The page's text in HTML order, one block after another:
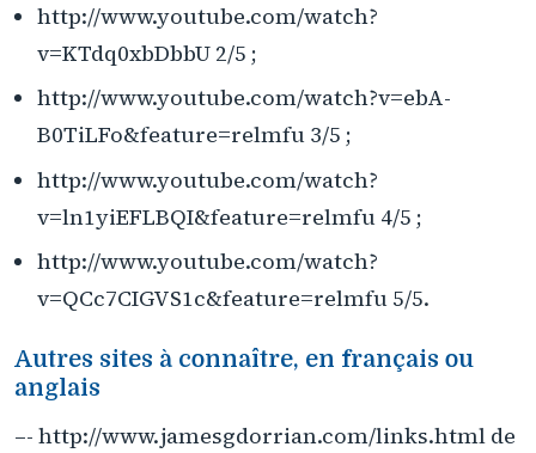
http://www.youtube.com/watch?
v=KTdq0xbDbbU 2/5 ;
http://www.youtube.com/watch?v=ebA-
B0TiLFo&feature=relmfu 3/5 ;
http://www.youtube.com/watch?
v=ln1yiEFLBQI&feature=relmfu 4/5 ;
http://www.youtube.com/watch?
v=QCc7CIGVS1c&feature=relmfu 5/5.
Autres sites à connaître, en français ou
anglais
–- http://www.jamesgdorrian.com/links.html de